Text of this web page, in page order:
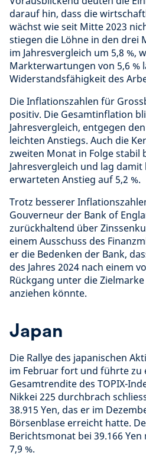
darauf hin, dass die
wächst wie seit Mitte 2023
stiegen die Löhne in den drei
im Jahresvergleich um 5,8 %,
Markterwartungen von 5,6 %
Widerstandsfähigkeit des
Die Inflationszahlen für
positiv. Die Gesamtinflation
Jahresvergleich, entgegen
leichten Anstiegs. Auch die
zweiten Monat in Folge stabil
Jahresvergleich und lag
erwarteten Anstieg auf 5,2 %.
Trotz besserer
Gouverneur der Bank of
zurückhaltend über
einem Ausschuss des
er die Bedenken der Bank,
des Jahres 2024 nach einem
Rückgang unter die
anziehen könnte.
Japan
Die Rallye des japanischen
im Februar fort und führte zu
Gesamtrendite des TOPIX-
Nikkei 225 durchbrach
38.915 Yen, das er im
Börsenblase erreicht hatte.
Berichtsmonat bei 39.166
7,9 %.